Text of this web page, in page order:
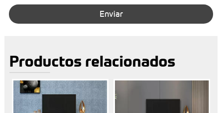
Enviar
Productos relacionados